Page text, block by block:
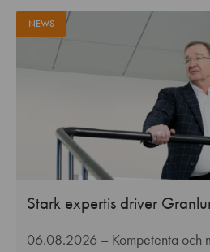
Stark expertis driver
06.08.2026 – Kompetenta och
NEWS